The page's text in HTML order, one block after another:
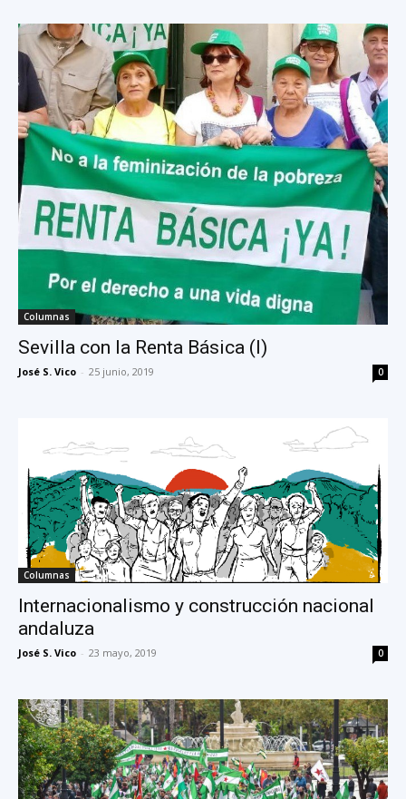
Columnas
Sevilla con la Renta Básica (I)
José S. Vico - 25 junio, 2019 0
Columnas
Internacionalismo y construcción nacional
andaluza
José S. Vico - 23 mayo, 2019 0